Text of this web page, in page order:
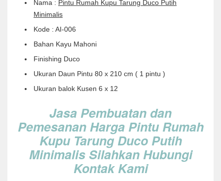
Nama : Pintu Rumah Kupu Tarung Duco Putih
Minimalis
Kode : AI-006
Bahan Kayu Mahoni
Finishing Duco
Ukuran Daun Pintu 80 x 210 cm ( 1 pintu )
Ukuran balok Kusen 6 x 12
Jasa Pembuatan dan
Pemesanan Harga Pintu Rumah
Kupu Tarung Duco Putih
Minimalis Silahkan Hubungi
Kontak Kami